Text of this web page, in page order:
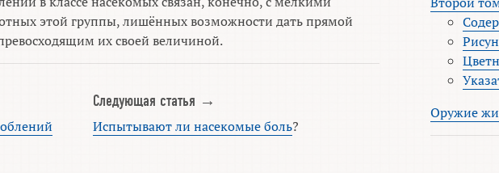
этой группы, лишённых возможности дать прямой
их своей величиной.
Следующая статья →
Испытывают ли насекомые боль?
Оружие